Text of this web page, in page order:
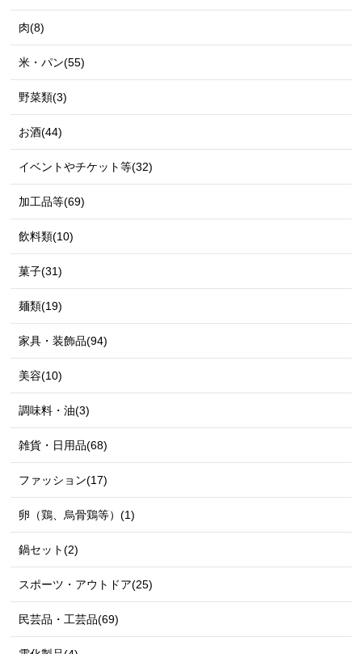
肉(8)
米・パン(55)
野菜類(3)
お酒(44)
イベントやチケット等(32)
加工品等(69)
飲料類(10)
菓子(31)
麺類(19)
家具・装飾品(94)
美容(10)
調味料・油(3)
雑貨・日用品(68)
ファッション(17)
卵（鶏、烏骨鶏等）(1)
鍋セット(2)
スポーツ・アウトドア(25)
民芸品・工芸品(69)